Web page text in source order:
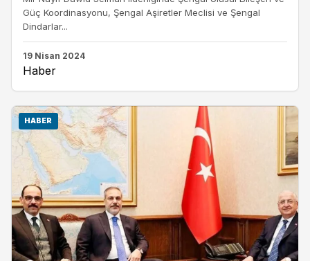
Güç Koordinasyonu, Şengal Aşiretler Meclisi ve Şengal
Dindarlar...
19 Nisan 2024
Haber
HABER